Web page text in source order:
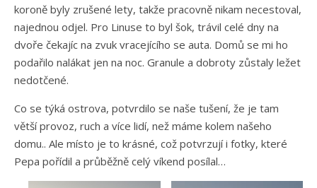
koroně byly zrušené lety, takže pracovně nikam necestoval,
najednou odjel. Pro Linuse to byl šok, trávil celé dny na
dvoře čekajíc na zvuk vracejícího se auta. Domů se mi ho
podařilo nalákat jen na noc. Granule a dobroty zůstaly ležet
nedotčené.
Co se týká ostrova, potvrdilo se naše tušení, že je tam
větší provoz, ruch a více lidí, než máme kolem našeho
domu.. Ale místo je to krásné, což potvrzují i fotky, které
Pepa pořídil a průběžně celý víkend posílal…